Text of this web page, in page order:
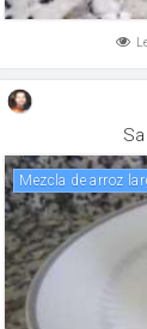
Mezcla de arroz